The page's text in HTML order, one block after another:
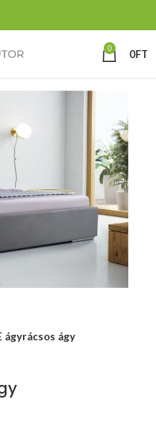
0 0FT
ágyrácsos ágy